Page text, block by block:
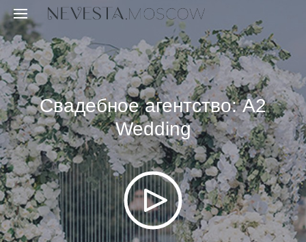
Свадебное агентство: A2
Wedding